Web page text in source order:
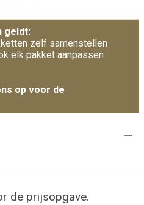
geldt:
zelf samenstellen
elk pakket aanpassen
op voor de
de prijsopgave.